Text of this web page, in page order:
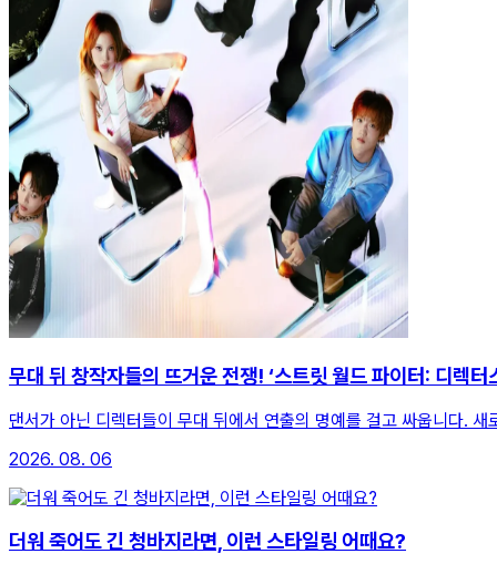
무대 뒤 창작자들의 뜨거운 전쟁! ‘스트릿 월드 파이터: 디렉터
댄서가 아닌 디렉터들이 무대 뒤에서 연출의 명예를 걸고 싸웁니다. 새
2026. 08. 06
더워 죽어도 긴 청바지라면, 이런 스타일링 어때요?